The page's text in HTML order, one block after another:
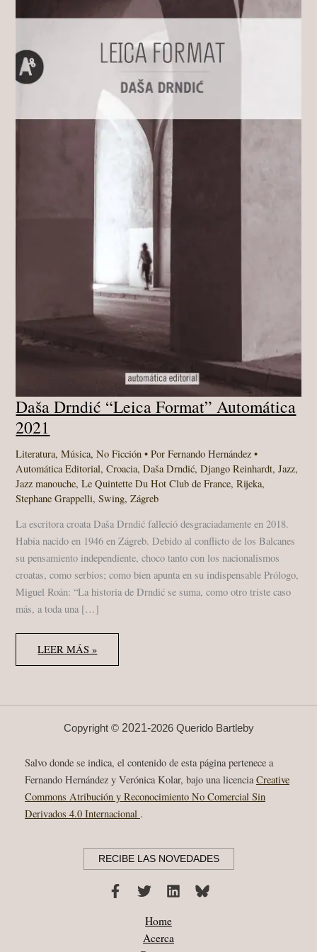
Daša Drndić “Leica Format” Automática
2021
Literatura,Música,No Ficción • PorFernando Hernández•
Automática Editorial,Croacia,Daša Drndić,Django Reinhardt,Jazz,
Jazz manouche,Le Quintette Du Hot Club de France,Rijeka,
Stephane Grappelli,Swing,Zágreb
La escritora croata Daša Drndić falleció desgraciadamente en 2018.
Había nacido en 1946 en Zágreb. Debido al conflicto de los Balcanes
su pensamiento independiente, choco tanto con los nacionalismos
croatas, como serbios; como bien apunta en su indispensable Prólogo,
Miguel Roán: “La historia de Drndić se suma, como otro triste caso
más, a toda una […]
DAŠA
DRNDIĆ
“LEICA
LEER MÁS »
Copyright © 2021-2026 Querido Bartleby
Salvo donde se indica, el contenido de esta página pertenece a
Fernando Hernández y Verónica Kolar, bajo una licenciaCreative
Commons Atribución y Reconocimiento No Comercial Sin
Derivados 4.0 Internacional .
RECIBE LAS NOVEDADES
Home
Acerca